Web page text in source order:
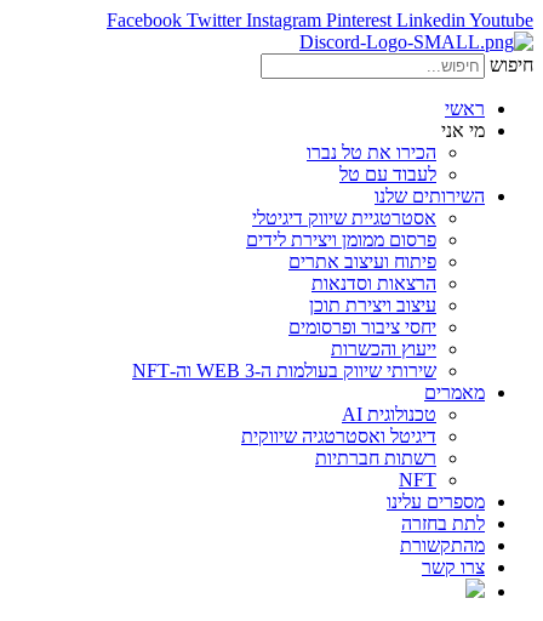
Facebook Twitter Instagram Pinterest Linkedin Youtube
חיפוש
ראשי
מי אני
הכירו את טל נברו
לעבוד עם טל
השירותים שלנו
אסטרטגיית שיווק דיגיטלי
פרסום ממומן ויצירת לידים
פיתוח ועיצוב אתרים
הרצאות וסדנאות
עיצוב ויצירת תוכן
יחסי ציבור ופרסומים
ייעוץ והכשרות
שירותי שיווק בעולמות ה-WEB 3 וה-NFT
מאמרים
טכנולוגית AI
דיגיטל ואסטרטגיה שיווקית
רשתות חברתיות
NFT
מספרים עלינו
לתת בחזרה
מהתקשורת
צרו קשר